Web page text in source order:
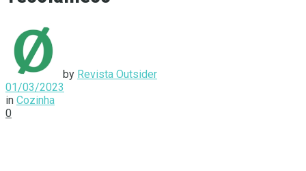
by Revista Outsider
01/03/2023
in Cozinha
0